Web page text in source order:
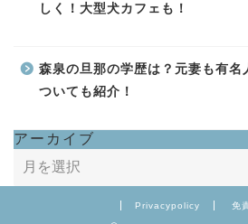
しく！大型犬カフェも！
森泉の旦那の学歴は？元妻も有名
ついても紹介！
アーカイブ
Privacypolicy 免